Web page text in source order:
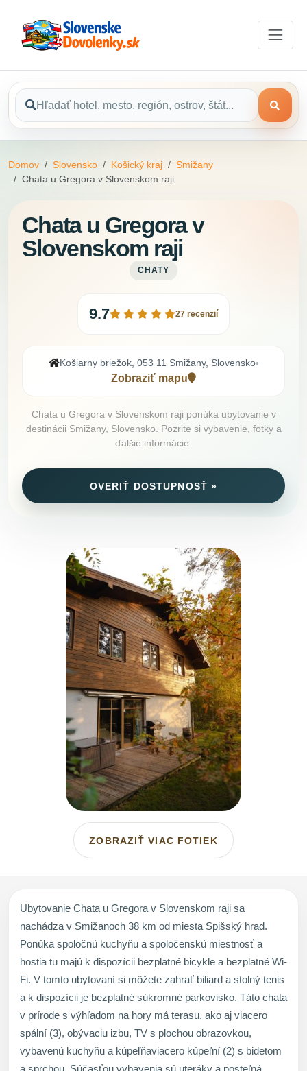
Domov Slovensko Košický kraj
Smižany
Chata u Gregora v Slovenskom raji
Chata u Gregora v
Slovenskom raji
CHATY
9.7 27 recenzií
Košiarny briežok, 053 11 Smižany, Slovensko•
Zobraziť mapu
Chata u Gregora v Slovenskom raji ponúka ubytovanie v
destinácii Smižany, Slovensko. Pozrite si vybavenie, fotky a
ďalšie informácie.
OVERIŤ DOSTUPNOSŤ »
ZOBRAZIŤ VIAC FOTIEK
Ubytovanie Chata u Gregora v Slovenskom raji sa
nachádza v Smižanoch 38 km od miesta Spišský hrad.
Ponúka spoločnú kuchyňu a spoločenskú miestnosť a
hostia tu majú k dispozícii bezplatné bicykle a bezplatné Wi-
Fi. V tomto ubytovaní si môžete zahrať biliard a stolný tenis
a k dispozícii je bezplatné súkromné parkovisko. Táto chata
v prírode s výhľadom na hory má terasu, ako aj viacero
spální (3), obývaciu izbu, TV s plochou obrazovkou,
vybavenú kuchyňu a kúpeľňaviacero kúpeľní (2) s bidetom
a sprchou. Súčasťou vybavenia sú uteráky a posteľná